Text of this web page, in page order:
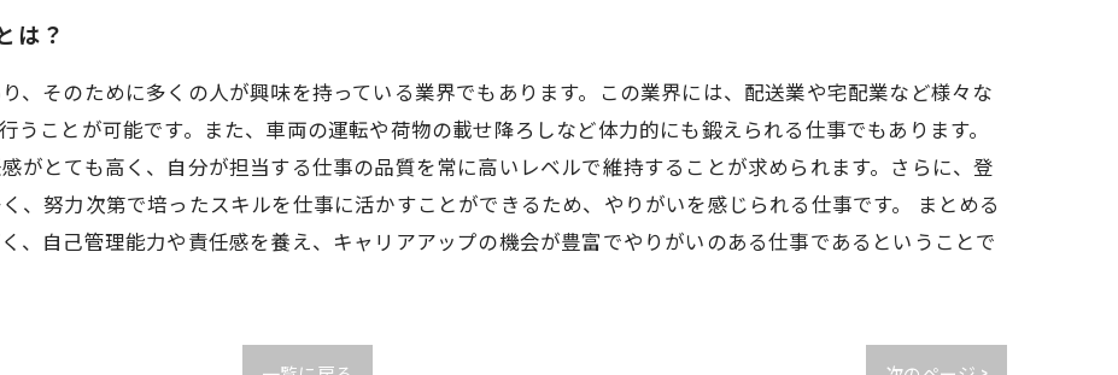
は？
、そのために多くの人が興味を持っている業界でもあります。この業界には、配送業や宅配業など様々な
うことが可能です。また、車両の運転や荷物の載せ降ろしなど体力的にも鍛えられる仕事でもあります。
がとても高く、自分が担当する仕事の品質を常に高いレベルで維持することが求められます。さらに、登
、努力次第で培ったスキルを仕事に活かすことができるため、やりがいを感じられる仕事です。 まとめる
、自己管理能力や責任感を養え、キャリアアップの機会が豊富でやりがいのある仕事であるということで